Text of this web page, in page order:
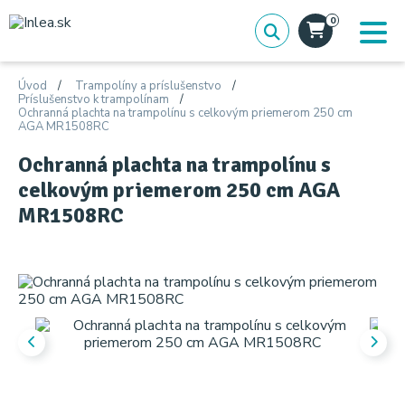
0
Úvod
Trampolíny a príslušenstvo
Príslušenstvo k trampolínam
Ochranná plachta na trampolínu s celkovým priemerom 250 cm
AGA MR1508RC
Ochranná plachta na trampolínu s
celkovým priemerom 250 cm AGA
MR1508RC